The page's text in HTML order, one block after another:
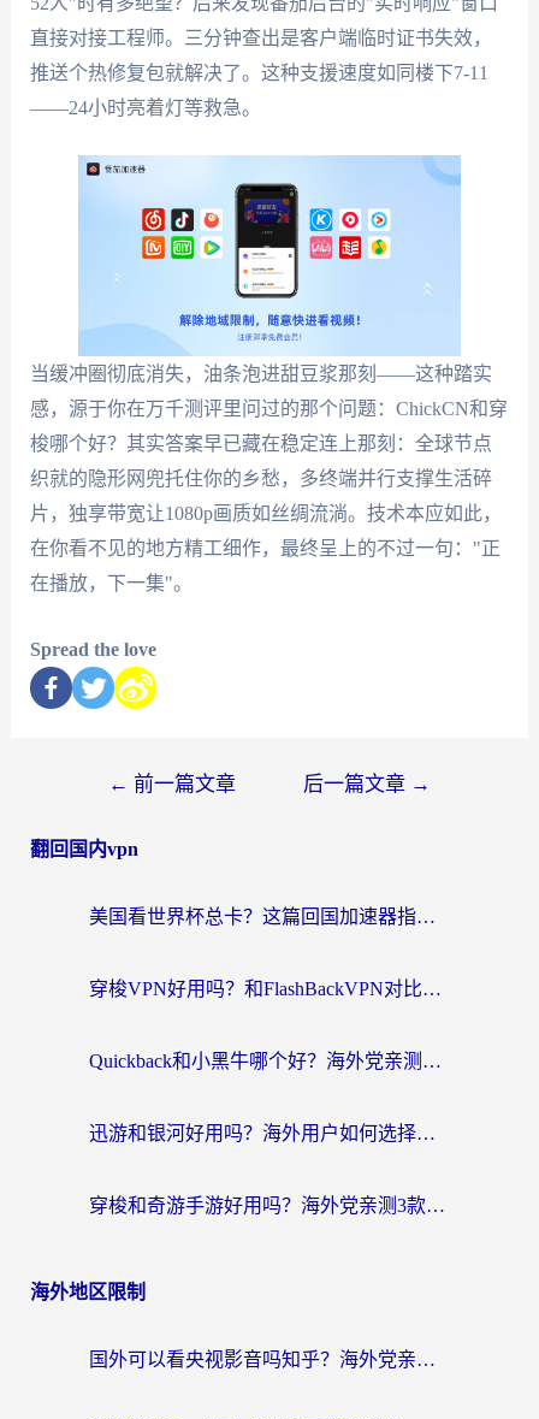
直接对接工程师。三分钟查出是客户端临时证书失效，
推送个热修复包就解决了。这种支援速度如同楼下7-11
——24小时亮着灯等救急。
当缓冲圈彻底消失，油条泡进甜豆浆那刻——这种踏实
感，源于你在万千测评里问过的那个问题：ChickCN和穿
梭哪个好？其实答案早已藏在稳定连上那刻：全球节点
织就的隐形网兜托住你的乡愁，多终端并行支撑生活碎
片，独享带宽让1080p画质如丝绸流淌。技术本应如此，
在你看不见的地方精工细作，最终呈上的不过一句："正
在播放，下一集"。
Spread the love
← 前一篇文章 后一篇文章 →
翻回国内vpn
美国看世界杯总卡？这篇回国加速器指南帮你无缝刷国内资源（附苹果手机VPN设置步骤）
穿梭VPN好用吗？和FlashBackVPN对比哪个回国效果更好？
Quickback和小黑牛哪个好？海外党亲测指南，选对回国加速器秒回国内
迅游和银河好用吗？海外用户如何选择回国加速器实现无缝访问国内资源
穿梭和奇游手游好用吗？海外党亲测3款回国加速器，附蜜蜂加速器七天试用攻略
海外地区限制
国外可以看央视影音吗知乎？海外党亲测有效的回国加速方案